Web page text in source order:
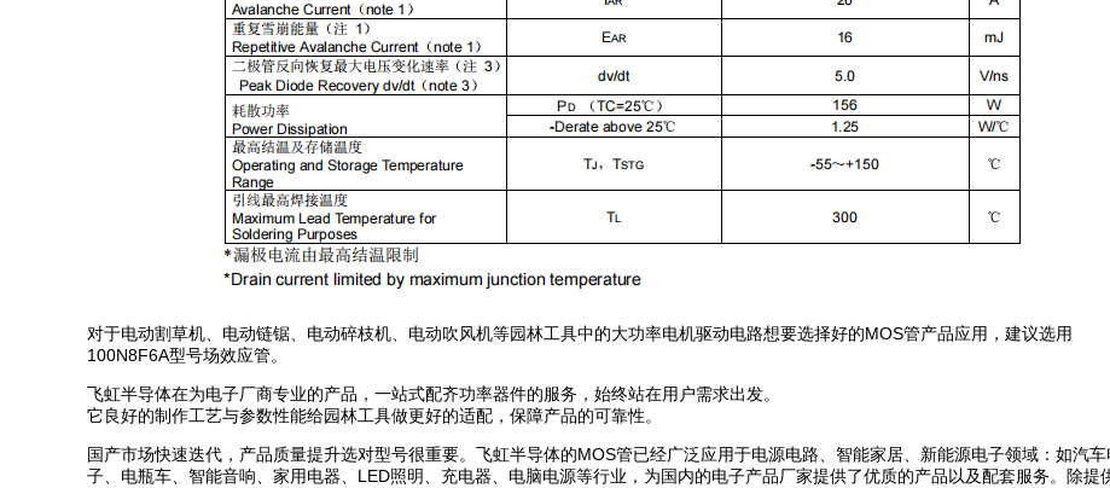
对于电动割草机、电动链锯、电动碎枝机、电动吹风机等园林工具中的大功率电机驱动电路想要选择好的MOS管产品应用，建议选用
100N8F6A型号场效应管。
飞虹半导体在为电子厂商专业的产品，一站式配齐功率器件的服务，始终站在用户需求出发。
它良好的制作工艺与参数性能给园林工具做更好的适配，保障产品的可靠性。
国产市场快速迭代，产品质量提升选对型号很重要。飞虹半导体的MOS管已经广泛应用于电源电路、智能家居、新能源电子领域：如汽车
子、电瓶车、智能音响、家用电器、LED照明、充电器、电脑电源等行业，为国内的电子产品厂家提供了优质的产品以及配套服务。除提